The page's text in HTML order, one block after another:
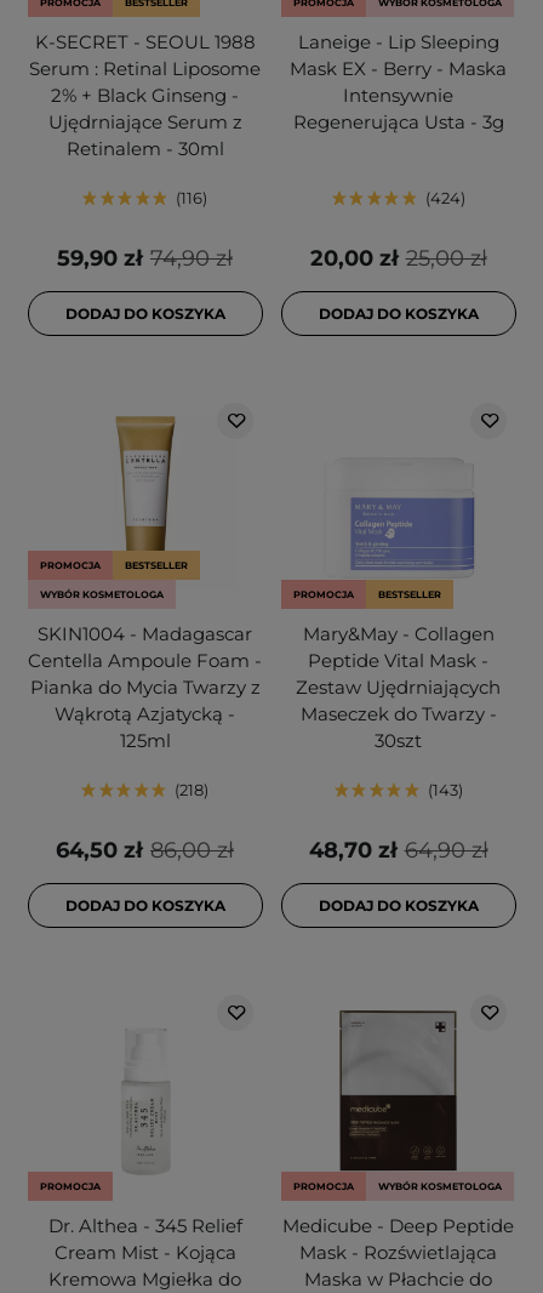
PROMOCJA BESTSELLER
K-SECRET - SEOUL 1988
Serum : Retinal Liposome
2% + Black Ginseng -
Ujędrniające Serum z
Retinalem - 30ml
116
74,90 zł
59,90 zł
DODAJ DO KOSZYKA
PROMOCJA WYBÓR KOSMETOLOGA
Laneige - Lip Sleeping
Mask EX - Berry - Maska
Intensywnie
Regenerująca Usta - 3g
424
25,00 zł
20,00 zł
DODAJ DO KOSZYKA
PROMOCJA BESTSELLER
WYBÓR KOSMETOLOGA
SKIN1004 - Madagascar
Centella Ampoule Foam -
Pianka do Mycia Twarzy z
Wąkrotą Azjatycką -
125ml
218
86,00 zł
64,50 zł
DODAJ DO KOSZYKA
PROMOCJA BESTSELLER
Mary&May - Collagen
Peptide Vital Mask -
Zestaw Ujędrniających
Maseczek do Twarzy -
30szt
143
64,90 zł
48,70 zł
DODAJ DO KOSZYKA
PROMOCJA
Dr. Althea - 345 Relief
Cream Mist - Kojąca
Kremowa Mgiełka do
PROMOCJA WYBÓR KOSMETOLOGA
Medicube - Deep Peptide
Mask - Rozświetlająca
Maska w Płachcie do